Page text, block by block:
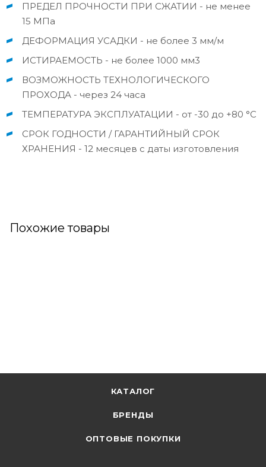
ПРЕДЕЛ ПРОЧНОСТИ ПРИ СЖАТИИ - не менее
15 МПа
ДЕФОРМАЦИЯ УСАДКИ - не более 3 мм/м
ИСТИРАЕМОСТЬ - не более 1000 мм3
ВОЗМОЖНОСТЬ ТЕХНОЛОГИЧЕСКОГО
ПРОХОДА - через 24 часа
ТЕМПЕРАТУРА ЭКСПЛУАТАЦИИ - от -30 до +80 °С
СРОК ГОДНОСТИ / ГАРАНТИЙНЫЙ СРОК
ХРАНЕНИЯ - 12 месяцев с даты изготовления
Похожие товары
КАТАЛОГ
БРЕНДЫ
ОПТОВЫЕ ПОКУПКИ